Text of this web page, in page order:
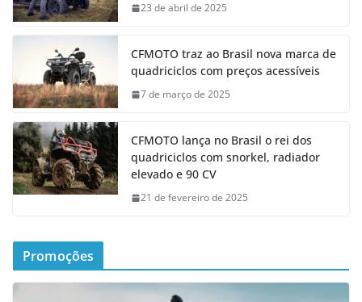
23 de abril de 2025
CFMOTO traz ao Brasil nova marca de
quadriciclos com preços acessíveis
7 de março de 2025
CFMOTO lança no Brasil o rei dos
quadriciclos com snorkel, radiador
elevado e 90 CV
21 de fevereiro de 2025
Promoções